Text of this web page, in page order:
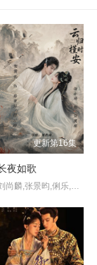
更新第16集
夜如歌
刘尚麟,张景昀,俐乐,胡亦瑶,汪子夕